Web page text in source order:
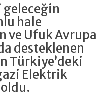
hale
ve Ufuk Avrupa
desteklenen
Türkiye’deki
Elektrik
oldu.